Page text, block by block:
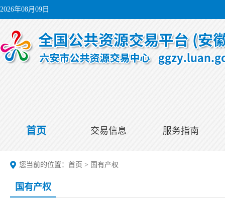
2026年08月09日
首页 交易信息 服务指南
您当前的位置： 首页 > 国有产权
国有产权